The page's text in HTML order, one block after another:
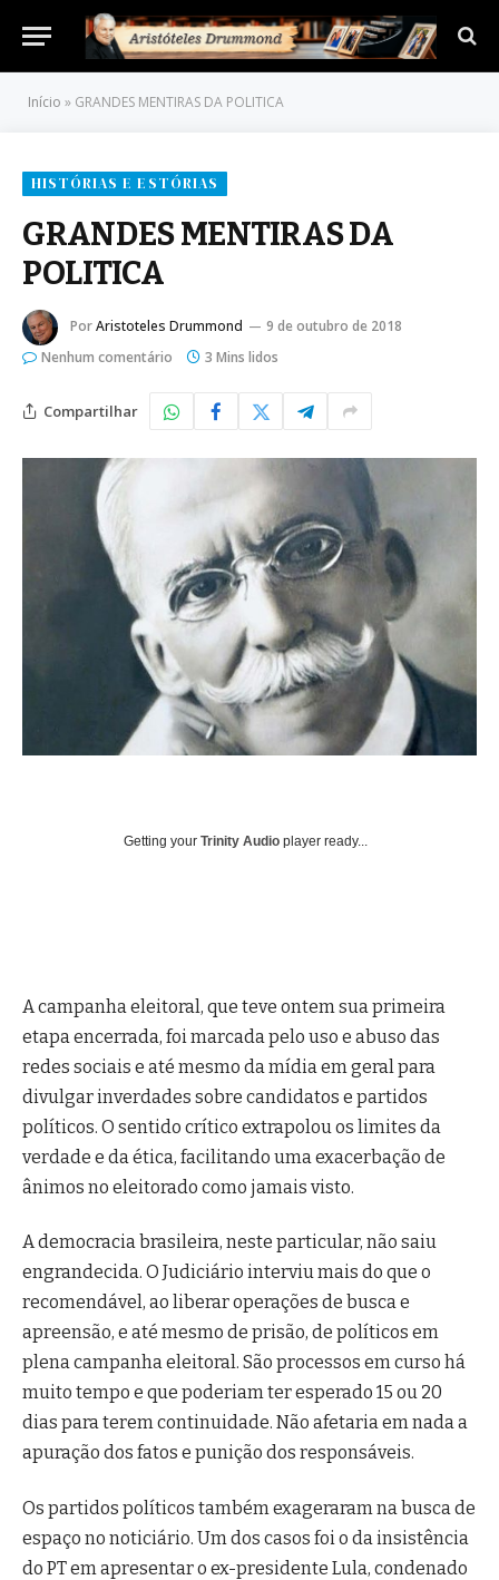
Início » GRANDES MENTIRAS DA POLITICA
HISTÓRIAS E ESTÓRIAS
GRANDES MENTIRAS DA
POLITICA
PorAristoteles Drummond
9 de outubro de 2018
Nenhum comentário
3 Mins lidos
Compartilhar
Getting your Trinity Audio player ready...
A campanha eleitoral, que teve ontem sua primeira
etapa encerrada, foi marcada pelo uso e abuso das
redes sociais e até mesmo da mídia em geral para
divulgar inverdades sobre candidatos e partidos
políticos. O sentido crítico extrapolou os limites da
verdade e da ética, facilitando uma exacerbação de
ânimos no eleitorado como jamais visto.
A democracia brasileira, neste particular, não saiu
engrandecida. O Judiciário interviu mais do que o
recomendável, ao liberar operações de busca e
apreensão, e até mesmo de prisão, de políticos em
plena campanha eleitoral. São processos em curso há
muito tempo e que poderiam ter esperado 15 ou 20
dias para terem continuidade. Não afetaria em nada a
apuração dos fatos e punição dos responsáveis.
Os partidos políticos também exageraram na busca de
espaço no noticiário. Um dos casos foi o da insistência
do PT em apresentar o ex-presidente Lula, condenado